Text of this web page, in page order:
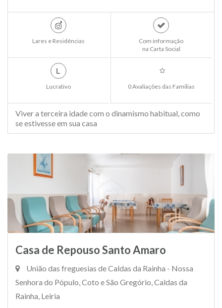
Lares e Residências
Com informação
na Carta Social
L
Lucrativo 0 Avaliações das Familias
Viver a terceira idade com o dinamismo habitual, como
se estivesse em sua casa
Casa de Repouso Santo Amaro
União das freguesias de Caldas da Rainha - Nossa
Senhora do Pópulo, Coto e São Gregório, Caldas da
Rainha, Leiria